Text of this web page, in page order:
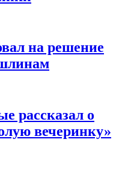
на решение
рассказал о
вечеринку»